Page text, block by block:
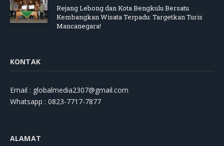
Rejang Lebong dan Kota Bengkulu Bersatu
Kembangkan Wisata Terpadu: Targetkan Turis
Mancanegara!
KONTAK
Email : globalmedia2307@gmail.com
Whatsapp : 0823-7717-7877
ALAMAT